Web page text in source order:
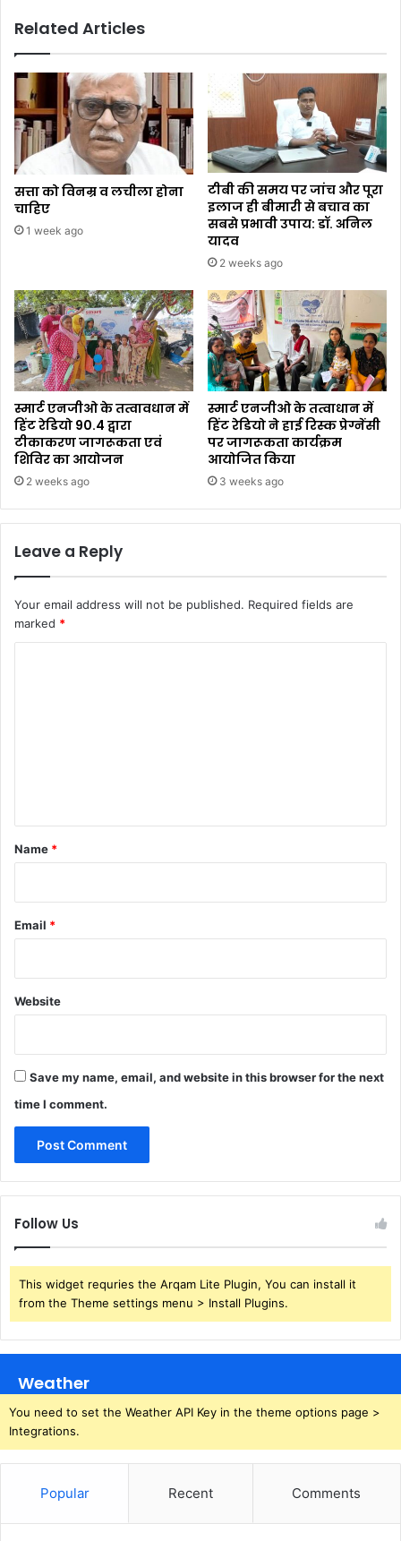
Related Articles
सत्ता को विनम्र व लचीला होना
चाहिए
1 week ago
टीबी की समय पर जांच और पूरा
इलाज ही बीमारी से बचाव का
सबसे प्रभावी उपाय: डॉ. अनिल
यादव
2 weeks ago
स्मार्ट एनजीओ के तत्वावधान में
हिंट रेडियो 90.4 द्वारा
टीकाकरण जागरूकता एवं
शिविर का आयोजन
2 weeks ago
स्मार्ट एनजीओ के तत्वाधान में
हिंट रेडियो ने हाई रिस्क प्रेग्नेंसी
पर जागरूकता कार्यक्रम
आयोजित किया
3 weeks ago
Leave a Reply
Your email address will not be published. Required fields are
marked *
*
Name *
Email *
Website
Save my name, email, and website in this browser for the next
time I comment.
Follow Us
This widget requries the Arqam Lite Plugin, You can install it
from the Theme settings menu > Install Plugins.
Weather
You need to set the Weather API Key in the theme options page >
Integrations.
Popular Recent Comments